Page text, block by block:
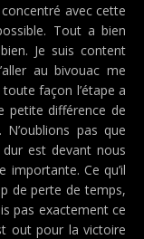
avec cette
Tout a bien
Je suis content
au bivouac me
façon l’étape a
petite différence de
pas que
dur est devant nous
importante. Ce qu’il
de perte de temps,
pas exactement ce
out pour la victoire